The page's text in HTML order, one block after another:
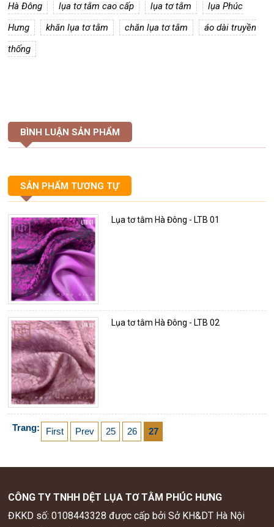
Hà Đông
lụa tơ tằm cao cấp lụa tơ tằm
lụa Phúc
Hưng
khăn lụa tơ tằm chăn lụa tơ tằm
áo dài truyền
thống
BÌNH LUẬN SẢN PHẨM
SẢN PHẨM TƯƠNG TỰ
Lụa tơ tằm Hà Đông - LTB 01
Lụa tơ tằm Hà Đông - LTB 02
Trang: First Prev 25 26 27
CÔNG TY TNHH DỆT LỤA TƠ TẰM PHÚC HƯNG
ĐKKD số: 0108443328 được cấp bởi Sở KH&DT Hà Nội